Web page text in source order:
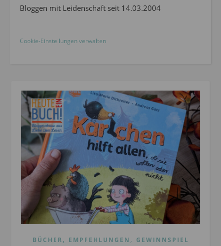
Bloggen mit Leidenschaft seit 14.03.2004
Cookie-Einstellungen verwalten
BÜCHER, EMPFEHLUNGEN , GEWINNSPIEL